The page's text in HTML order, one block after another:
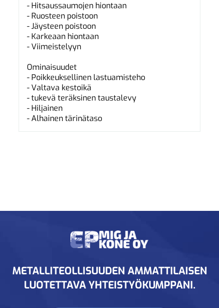
- Hitsaussaumojen hiontaan
- Ruosteen poistoon
- Jäysteen poistoon
- Karkeaan hiontaan
- Viimeistelyyn
Ominaisuudet
- Poikkeuksellinen lastuamisteho
- Valtava kestoikä
- tukevä teräksinen taustalevy
- Hiljainen
- Alhainen tärinätaso
METALLITEOLLISUUDEN AMMATTILAISEN
LUOTETTAVA YHTEISTYÖKUMPPANI.